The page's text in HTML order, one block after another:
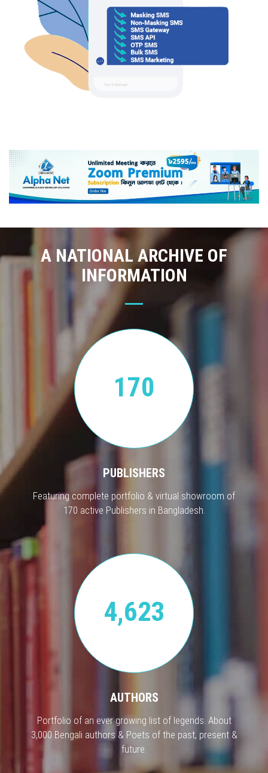
A NATIONAL ARCHIVE OF
INFORMATION
170
PUBLISHERS
Featuring complete portfolio & virtual showroom of
170 active Publishers in Bangladesh.
4,623
AUTHORS
Portfolio of an ever growing list of legends. About
3,000 Bengali authors & Poets of the past, present &
future.